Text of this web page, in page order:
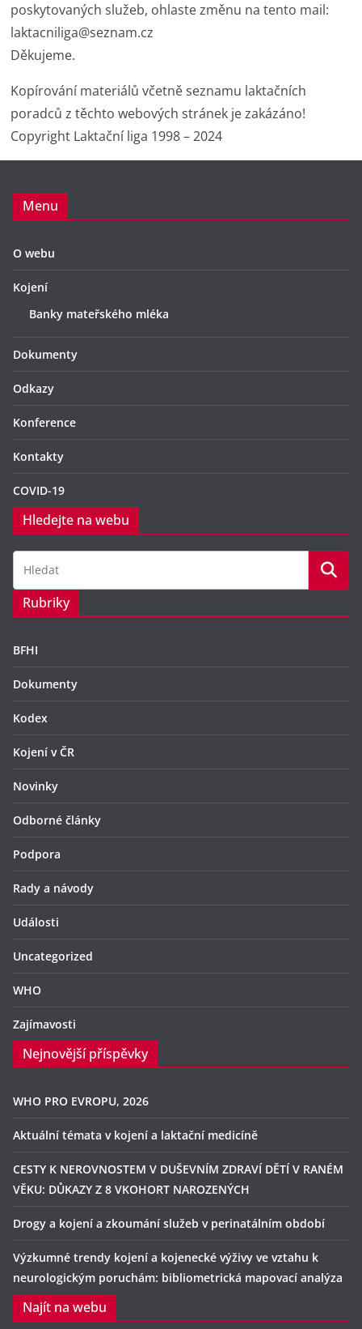
poskytovaných služeb, ohlaste změnu na tento mail:
laktacniliga@seznam.cz
Děkujeme.
Kopírování materiálů včetně seznamu laktačních
poradců z těchto webových stránek je zakázáno!
Copyright Laktační liga 1998 – 2024
Menu
O webu
Kojení
Banky mateřského mléka
Dokumenty
Odkazy
Konference
Kontakty
COVID-19
Hledejte na webu
Rubriky
BFHI
Dokumenty
Kodex
Kojení v ČR
Novinky
Odborné články
Podpora
Rady a návody
Události
Uncategorized
WHO
Zajímavosti
Nejnovější příspěvky
WHO PRO EVROPU, 2026
Aktuální témata v kojení a laktační medicíně
CESTY K NEROVNOSTEM V DUŠEVNÍM ZDRAVÍ DĚTÍ V RANÉM
VĚKU: DŮKAZY Z 8 VKOHORT NAROZENÝCH
Drogy a kojení a zkoumání služeb v perinatálním období
Výzkumné trendy kojení a kojenecké výživy ve vztahu k
neurologickým poruchám: bibliometrická mapovací analýza
Najít na webu